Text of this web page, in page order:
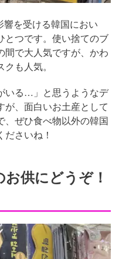
を受ける韓国におい
とつです。使い捨てのブ
間で大人気ですが、かわ
も人気。
いる…」と思うようなデ
、面白いお土産として
、ぜひ食べ物以外の韓国
さいね！
供にどうぞ！